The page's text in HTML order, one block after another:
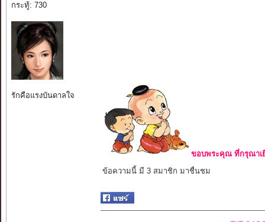
กระทู้: 730
รักคือแรงบันดาลใจ
ขอบพระคุณ ที่กรุณาเ
ข้อความนี้ มี 3 สมาชิก มาชื่นชม